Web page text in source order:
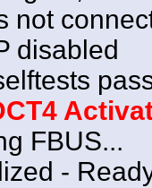
not
disabled
FBUS...
-